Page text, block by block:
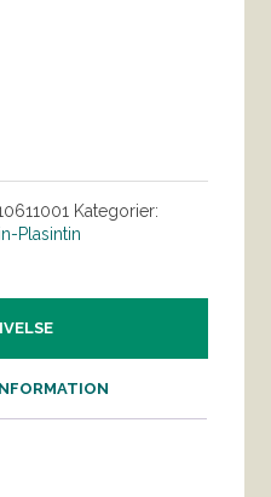
Kategorier:
Plasintin